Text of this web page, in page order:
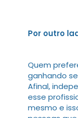
Por outro
Quem
ganhando
Afinal,
esse
mesmo e